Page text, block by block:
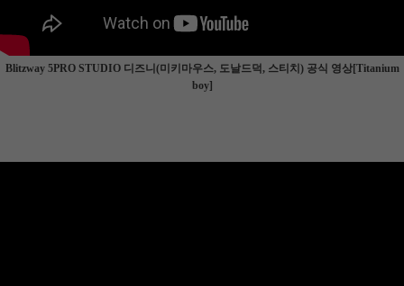
Blitzway 5PRO STUDIO 디즈니(미키마우스, 도날드덕, 스티치) 공식 영상[Titanium
boy]